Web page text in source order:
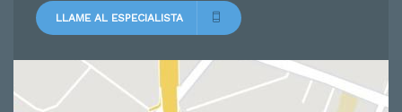
LLAME AL ESPECIALISTA